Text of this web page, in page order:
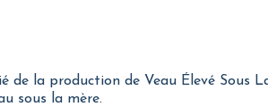
la production de Veau Élevé Sous
sous la mère.